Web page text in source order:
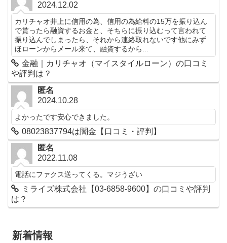
2024.12.02
カリチャオ井上に信用の為、信用の為給料の15万を振り込ん
で貰ったら融資するお金と、そちらに振り込むって言われて
振り込んでしまったら、それから連絡取れないです他にみず
ほローンからメール来て、融資するから...
金融｜カリチャオ（マイスタイルローン）の口コミ
や評判は？
匿名
2024.10.28
よかったです安心できました。
08023837794は闇金【口コミ・評判】
匿名
2022.11.08
電話にファクス送ってくる。マジうざい
ミライズ株式会社【03-6858-9600】の口コミや評判
は？
新着情報